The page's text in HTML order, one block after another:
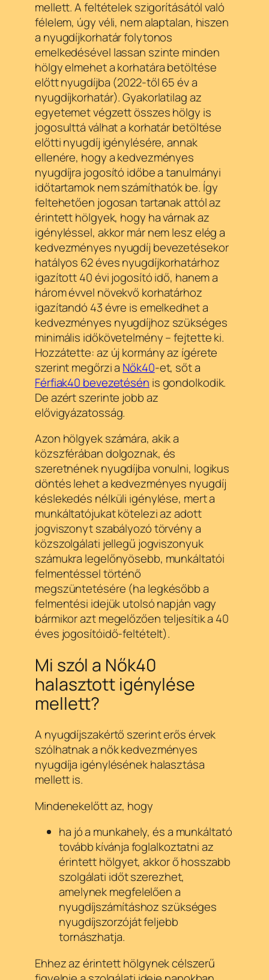
mellett. A feltételek szigorításától való
félelem, úgy véli, nem alaptalan, hiszen
a nyugdíjkorhatár folytonos
emelkedésével lassan szinte minden
hölgy elmehet a korhatára betöltése
előtt nyugdíjba (2022-től 65 év a
nyugdíjkorhatár). Gyakorlatilag az
egyetemet végzett összes hölgy is
jogosulttá válhat a korhatár betöltése
előtti nyugdíj igénylésére, annak
ellenére, hogy a kedvezményes
nyugdíjra jogosító időbe a tanulmányi
időtartamok nem számíthatók be. Így
feltehetően jogosan tartanak attól az
érintett hölgyek, hogy ha várnak az
igényléssel, akkor már nem lesz elég a
kedvezményes nyugdíj bevezetésekor
hatályos 62 éves nyugdíjkorhatárhoz
igazított 40 évi jogosító idő, hanem a
három évvel növekvő korhatárhoz
igazítandó 43 évre is emelkedhet a
kedvezményes nyugdíjhoz szükséges
minimális időkövetelmény – fejtette ki.
Hozzátette: az új kormány az ígérete
szerint megőrzi a Nők40-et, sőt a
Férfiak40 bevezetésén is gondolkodik.
De azért szerinte jobb az
elővigyázatosság.
Azon hölgyek számára, akik a
közszférában dolgoznak, és
szeretnének nyugdíjba vonulni, logikus
döntés lehet a kedvezményes nyugdíj
késlekedés nélküli igénylése, mert a
munkáltatójukat kötelezi az adott
jogviszonyt szabályozó törvény a
közszolgálati jellegű jogviszonyuk
számukra legelőnyösebb, munkáltatói
felmentéssel történő
megszüntetésére (ha legkésőbb a
felmentési idejük utolsó napján vagy
bármikor azt megelőzően teljesítik a 40
éves jogosítóidő-feltételt).
Mi szól a Nők40
halasztott igénylése
mellett?
A nyugdíjszakértő szerint erős érvek
szólhatnak a nők kedvezményes
nyugdíja igénylésének halasztása
mellett is.
Mindenekelőtt az, hogy
ha jó a munkahely, és a munkáltató
tovább kívánja foglalkoztatni az
érintett hölgyet, akkor ő hosszabb
szolgálati időt szerezhet,
amelynek megfelelően a
nyugdíjszámításhoz szükséges
nyugdíjszorzóját feljebb
tornászhatja.
Ehhez az érintett hölgynek célszerű